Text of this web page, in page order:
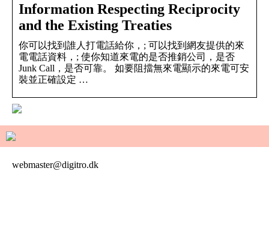
Information Respecting Reciprocity
and the Existing Treaties
你可以找到誰人打電話給你，; 可以找到網友提供的來
電電話資料，; 使你知道來電的是否推銷公司，是否
Junk Call，是否可靠。 如要阻擋無來電顯示的來電可安
裝並正確設定 …
webmaster@digitro.dk